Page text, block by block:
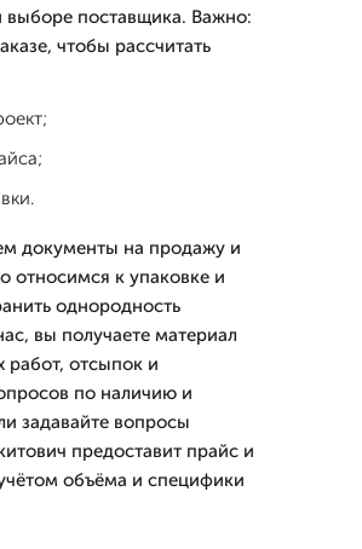
поставщика. Важно:
чтобы рассчитать
документы на продажу и
относимся к упаковке и
однородность
вы получаете материал
работ, отсыпок и
по наличию и
задавайте вопросы
предоставит прайс и
объёма и специфики